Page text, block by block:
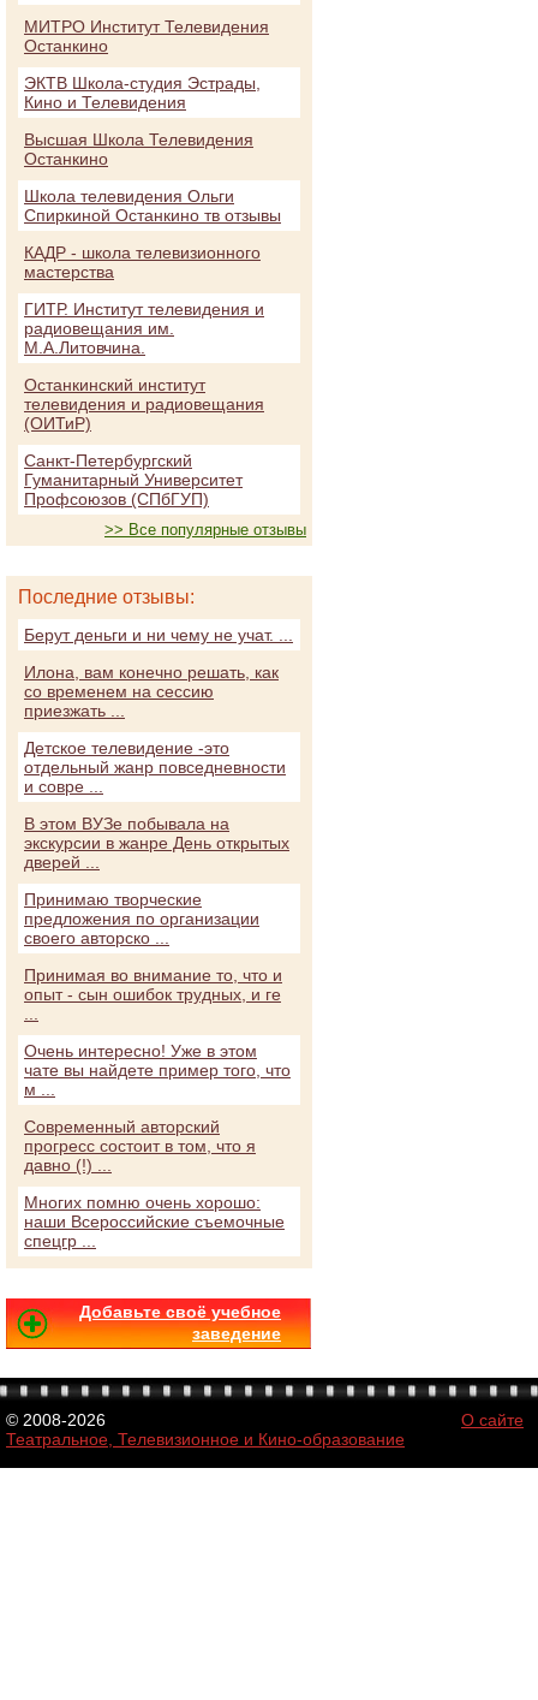
МИТРО Институт Телевидения
Останкино
ЭКТВ Школа-студия Эстрады,
Кино и Телевидения
Высшая Школа Телевидения
Останкино
Школа телевидения Ольги
Спиркиной Останкино тв отзывы
КАДР - школа телевизионного
мастерства
ГИТР. Институт телевидения и
радиовещания им.
М.А.Литовчина.
Останкинский институт
телевидения и радиовещания
(ОИТиР)
Санкт-Петербургский
Гуманитарный Университет
Профсоюзов (СПбГУП)
>> Все популярные отзывы
Последние отзывы:
Берут деньги и ни чему не учат. ...
Илона, вам конечно решать, как
со временем на сессию
приезжать ...
Детское телевидение -это
отдельный жанр повседневности
и совре ...
В этом ВУЗе побывала на
экскурсии в жанре День открытых
дверей ...
Принимаю творческие
предложения по организации
своего авторско ...
Принимая во внимание то, что и
опыт - сын ошибок трудных, и ге
Очень интересно! Уже в этом
чате вы найдете пример того, что
м ...
Современный авторский
прогресс состоит в том, что я
давно (!) ...
Многих помню очень хорошо:
наши Всероссийские съемочные
спецгр ...
Добавьте своё учебное
заведение
© 2008-2026
Театральное, Телевизионное и Кино-образование
О сайте